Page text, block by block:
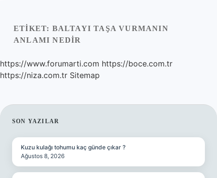
Yasal Uyarı
ETIKET: BALTAYI TAŞA VURMANIN
ANLAMI NEDIR
https://www.forumarti.com https://boce.com.tr
https://niza.com.tr Sitemap
SIDEBAR
SON YAZILAR
Kuzu kulağı tohumu kaç günde çıkar ?
Ağustos 8, 2026